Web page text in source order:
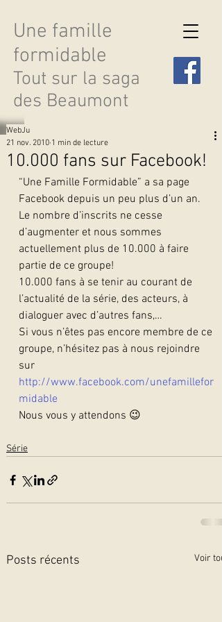
Une famille
formidable
Tout sur la saga
des Beaumont
Découvrir les saisons
10.000 fans sur Facebook!
WebJu
21 nov. 2010 1 min de lecture
“Une Famille Formidable” a sa page
Facebook depuis un peu plus d’un an.
Le nombre d’inscrits ne cesse
d’augmenter et nous sommes
actuellement plus de 10.000 à faire
partie de ce groupe!
10.000 fans à se tenir au courant de
l’actualité de la série, des acteurs, à
dialoguer avec d’autres fans,…
Si vous n’êtes pas encore membre de ce
groupe, n’hésitez pas à nous rejoindre
sur
http://www.facebook.com/unefamillefor
midable
Nous vous y attendons 😉
Série
Posts récents Voir tout